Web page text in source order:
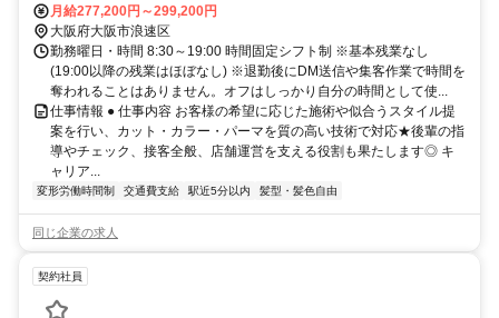
月給277,200円～299,200円
大阪府大阪市浪速区
勤務曜日・時間 8:30～19:00 時間固定シフト制 ※基本残業なし
(19:00以降の残業はほぼなし) ※退勤後にDM送信や集客作業で時間を
奪われることはありません。オフはしっかり自分の時間として使...
仕事情報 ● 仕事内容 お客様の希望に応じた施術や似合うスタイル提
案を行い、カット・カラー・パーマを質の高い技術で対応★後輩の指
導やチェック、接客全般、店舗運営を支える役割も果たします◎ キ
ャリア...
変形労働時間制 交通費支給 駅近5分以内 髪型・髪色自由
同じ企業の求人
契約社員